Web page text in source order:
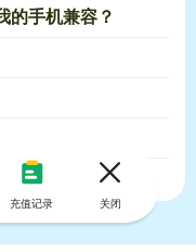
的手机兼容？
充值记录 关闭